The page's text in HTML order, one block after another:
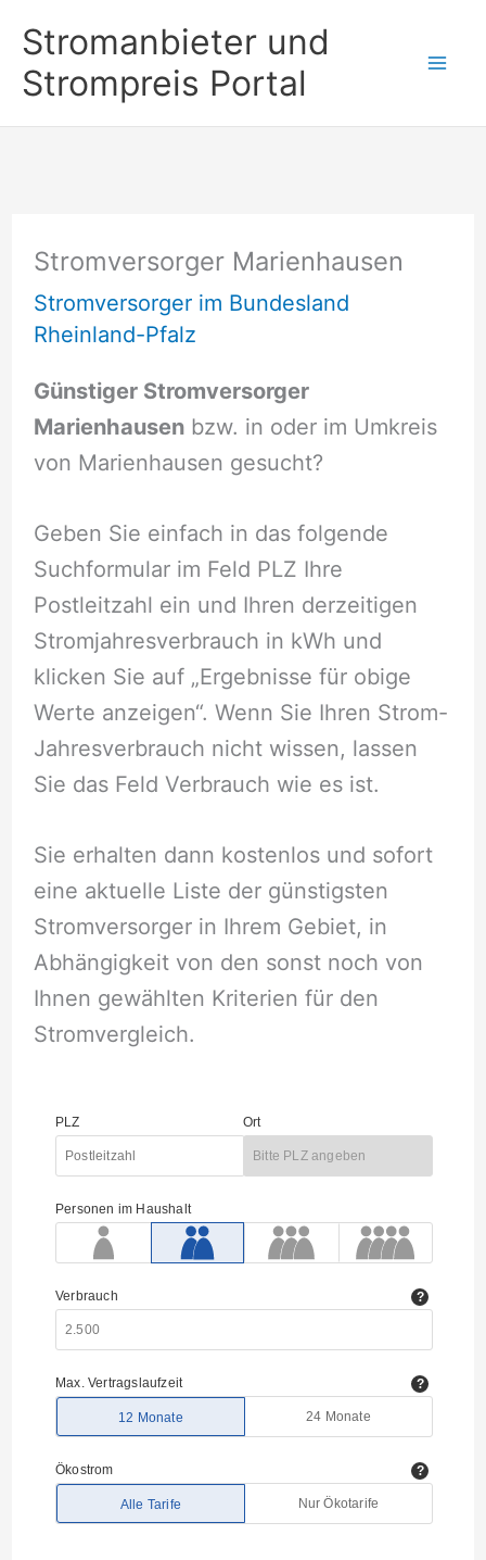
Inhalt
springen
Stromanbieter und
Strompreis Portal
Stromversorger Marienhausen
Stromversorger im Bundesland
Rheinland-Pfalz
Günstiger Stromversorger
Marienhausenbzw. in oder im Umkreis
von Marienhausen gesucht?
Geben Sie einfach in das folgende
Suchformular im Feld PLZ Ihre
Postleitzahl ein und Ihren derzeitigen
Stromjahresverbrauch in kWh und
klicken Sie auf „Ergebnisse für obige
Werte anzeigen“. Wenn Sie Ihren Strom-
Jahresverbrauch nicht wissen, lassen
Sie das Feld Verbrauch wie es ist.
Sie erhalten dann kostenlos und sofort
eine aktuelle Liste der günstigsten
Stromversorger in Ihrem Gebiet, in
Abhängigkeit von den sonst noch von
Ihnen gewählten Kriterien für den
Stromvergleich.